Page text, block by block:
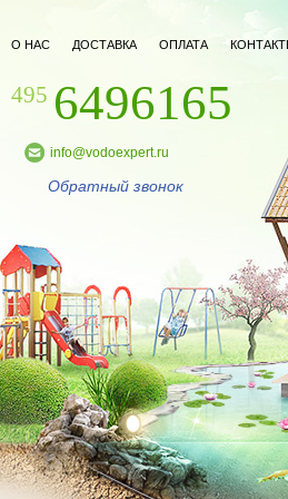
О НАС ДОСТАВКА ОПЛАТА
495 6496165
info@vodoexpert.ru
Обратный звонок